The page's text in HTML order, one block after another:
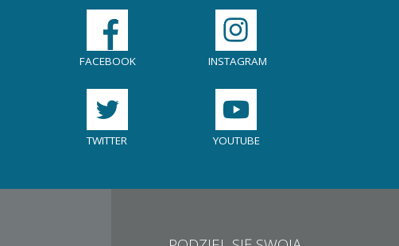
FACEBOOK INSTAGRAM
TWITTER YOUTUBE